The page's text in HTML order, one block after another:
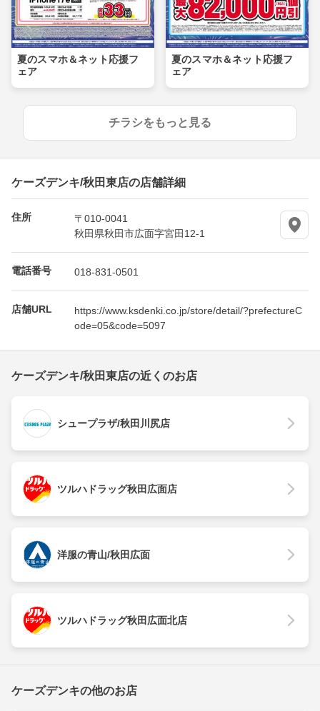
夏のスマホ＆ネット応援フ
ェア
夏のスマホ＆ネット応援フ
ェア
チラシをもっと見る
ケーズデンキ/秋田東店の店舗詳細
住所
〒010-0041
秋田県秋田市広面字宮田12-1
電話番号 018-831-0501
店舗URL
https://www.ksdenki.co.jp/store/detail/?prefectureC
ode=05&code=5097
ケーズデンキ/秋田東店の近くのお店
シュープラザ/秋田川尻店
ツルハドラッグ秋田広面店
洋服の青山/秋田広面
ツルハドラッグ秋田広面北店
ケーズデンキの他のお店